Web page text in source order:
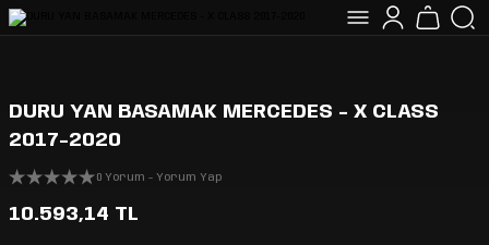
DURU YAN BASAMAK MERCEDES - X CLASS
2017-2020
0 Yorum - Yorum Yap
10.593,14 TL